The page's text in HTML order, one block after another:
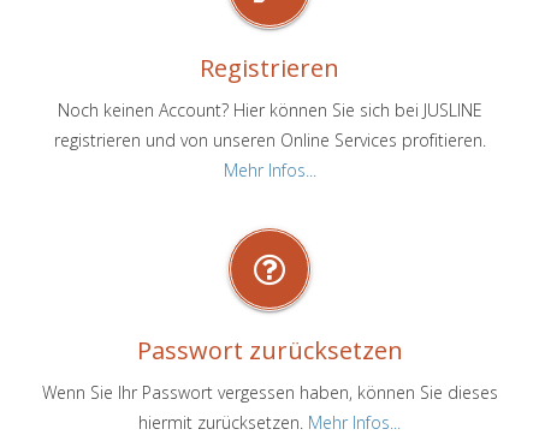
Registrieren
Noch keinen Account? Hier können Sie sich bei JUSLINE
registrieren und von unseren Online Services profitieren.
Mehr Infos...
Passwort zurücksetzen
Wenn Sie Ihr Passwort vergessen haben, können Sie dieses
hiermit zurücksetzen. Mehr Infos...